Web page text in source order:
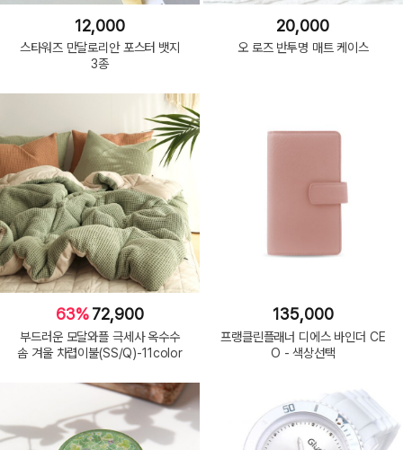
12,000
스타워즈 만달로리안 포스터 뱃지
3종
20,000
오 로즈 반투명 매트 케이스
63%72,900
부드러운 모달와플 극세사 옥수수
솜 겨울 차렵이불(SS/Q)-11color
135,000
프랭클린플래너 디에스 바인더 CE
O - 색상선택